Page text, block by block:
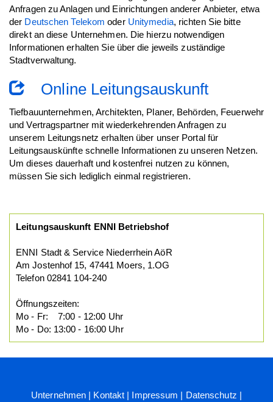
Anfragen zu Anlagen und Einrichtungen anderer Anbieter, etwa
der Deutschen Telekom oder Unitymedia, richten Sie bitte
direkt an diese Unternehmen. Die hierzu notwendigen
Informationen erhalten Sie über die jeweils zuständige
Stadtverwaltung.
Online Leitungsauskunft
Tiefbauunternehmen, Architekten, Planer, Behörden, Feuerwehr
und Vertragspartner mit wiederkehrenden Anfragen zu
unserem Leitungsnetz erhalten über unser Portal für
Leitungsauskünfte schnelle Informationen zu unseren Netzen.
Um dieses dauerhaft und kostenfrei nutzen zu können,
müssen Sie sich lediglich einmal registrieren.
Leitungsauskunft ENNI Betriebshof
ENNI Stadt & Service Niederrhein AöR
Am Jostenhof 15, 47441 Moers, 1.OG
Telefon 02841 104-240
Öffnungszeiten:
Mo - Fr: 7:00 - 12:00 Uhr
Mo - Do: 13:00 - 16:00 Uhr
Unternehmen | Kontakt | Impressum | Datenschutz |